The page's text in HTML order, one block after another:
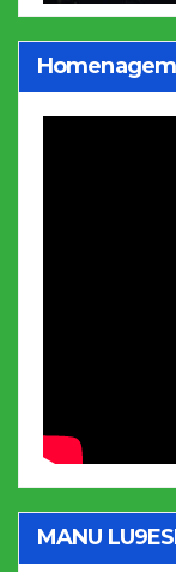
MANU